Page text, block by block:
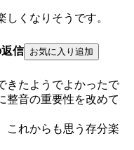
くなりそうです。
信
きたようでよかったで
整音の重要性を改めて
これからも思う存分楽